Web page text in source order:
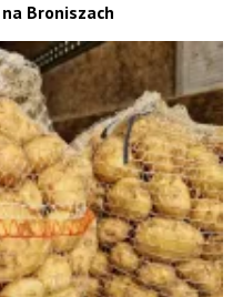
Broniszach